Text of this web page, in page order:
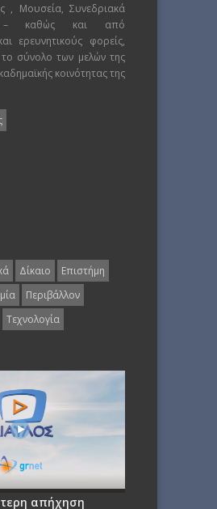
, Μουσεία, Συνεδριακά
– καθώς και από
ερευνητικούς φορείς,
σύνολο των μελών της
κοινότητας της
Δίκαιο
Επιστήμη
Περιβάλλον
Τεχνολογία
απήχηση